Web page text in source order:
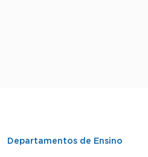
Departamentos de Ensino